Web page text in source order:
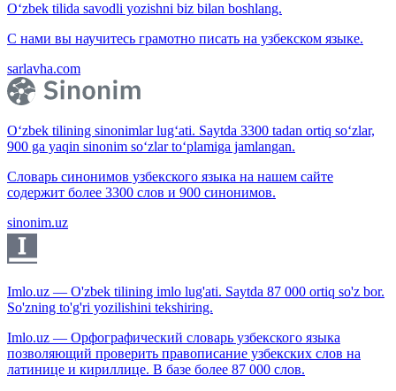
O‘zbek tilida savodli yozishni biz bilan boshlang.
С нами вы научитесь грамотно писать на узбекском языке.
sarlavha.com
O‘zbek tilining sinonimlar lug‘ati. Saytda 3300 tadan ortiq so‘zlar,
900 ga yaqin sinonim so‘zlar to‘plamiga jamlangan.
Словарь синонимов узбекского языка на нашем сайте
содержит более 3300 слов и 900 синонимов.
sinonim.uz
Imlo.uz — O'zbek tilining imlo lug'ati. Saytda 87 000 ortiq so'z bor.
So'zning to'g'ri yozilishini tekshiring.
Imlo.uz — Орфографический словарь узбекского языка
позволяющий проверить правописание узбекских слов на
латинице и кириллице. В базе более 87 000 слов.